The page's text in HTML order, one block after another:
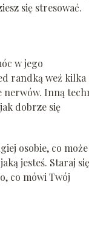
się stresować.
w jego
randką weź kilka
nerwów. Inną
dobrze się
osobie, co może
jesteś. Staraj się
co mówi Twój